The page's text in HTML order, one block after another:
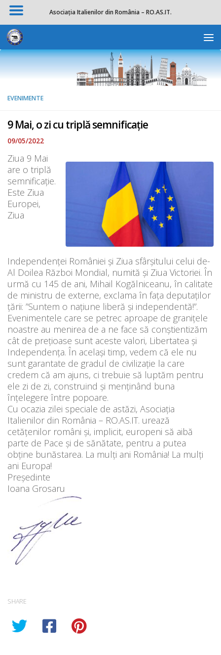
Skip to content
EVENIMENTE
9 Mai, o zi cu triplă semnificație
09/05/2022
Ziua 9 Mai
are o triplă
semnificație.
Este Ziua
Europei,
Ziua
Independenței României și Ziua sfârșitului celui de-
Al Doilea Război Mondial, numită și Ziua Victoriei. În
urmă cu 145 de ani, Mihail Kogălniceanu, în calitate
de ministru de externe, exclama în fața deputaților
țării: ”Suntem o naţiune liberă şi independentă!”.
Evenimentele care se petrec aproape de granițele
noastre au menirea de a ne face să conștientizăm
cât de prețioase sunt aceste valori, Libertatea și
Independența. În același timp, vedem că ele nu
sunt garantate de gradul de civilizație la care
credem că am ajuns, ci trebuie să luptăm pentru
ele zi de zi, construind și menținând buna
înțelegere între popoare.
Cu ocazia zilei speciale de astăzi, Asociația
Italienilor din România – RO.AS.IT. urează
cetățenilor români și, implicit, europeni să aibă
parte de Pace și de sănătate, pentru a putea
obține bunăstarea. La mulți ani România! La mulți
ani Europa!
Președinte
Ioana Grosaru
SHARE
Asociația Italienilor din România – RO.AS.IT.